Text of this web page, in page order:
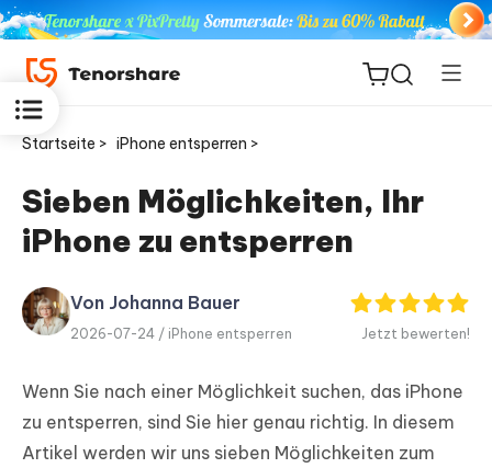
ReiBoot
PDNob
Editor
iAnyGo
Startseite > iPhone entsperren >
Sieben Möglichkeiten, Ihr
iPhone zu entsperren
Von Johanna Bauer
2026-07-24 / iPhone entsperren Jetzt bewerten!
Wenn Sie nach einer Möglichkeit suchen, das iPhone
zu entsperren, sind Sie hier genau richtig. In diesem
Artikel werden wir uns sieben Möglichkeiten zum